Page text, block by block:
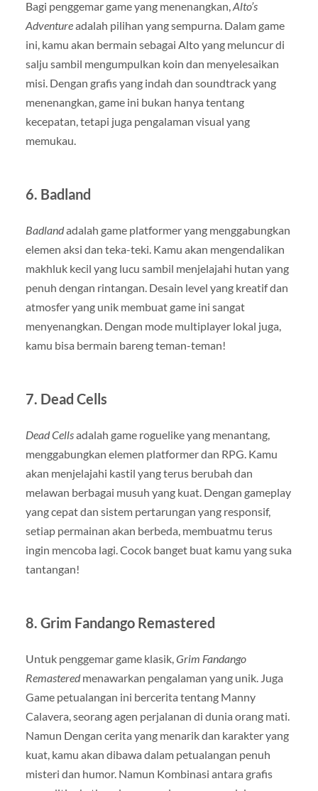
Bagi penggemar game yang menenangkan, Alto’s
Adventureadalah pilihan yang sempurna. Dalam game
ini, kamu akan bermain sebagai Alto yang meluncur di
salju sambil mengumpulkan koin dan menyelesaikan
misi. Dengan grafis yang indah dan soundtrack yang
menenangkan, game ini bukan hanya tentang
kecepatan, tetapi juga pengalaman visual yang
memukau.
6. Badland
Badlandadalah game platformer yang menggabungkan
elemen aksi dan teka-teki. Kamu akan mengendalikan
makhluk kecil yang lucu sambil menjelajahi hutan yang
penuh dengan rintangan. Desain level yang kreatif dan
atmosfer yang unik membuat game ini sangat
menyenangkan. Dengan mode multiplayer lokal juga,
kamu bisa bermain bareng teman-teman!
7. Dead Cells
Dead Cellsadalah game roguelike yang menantang,
menggabungkan elemen platformer dan RPG. Kamu
akan menjelajahi kastil yang terus berubah dan
melawan berbagai musuh yang kuat. Dengan gameplay
yang cepat dan sistem pertarungan yang responsif,
setiap permainan akan berbeda, membuatmu terus
ingin mencoba lagi. Cocok banget buat kamu yang suka
tantangan!
8. Grim Fandango Remastered
Untuk penggemar game klasik, Grim Fandango
Remasteredmenawarkan pengalaman yang unik. Juga
Game petualangan ini bercerita tentang Manny
Calavera, seorang agen perjalanan di dunia orang mati.
Namun Dengan cerita yang menarik dan karakter yang
kuat, kamu akan dibawa dalam petualangan penuh
misteri dan humor. Namun Kombinasi antara grafis